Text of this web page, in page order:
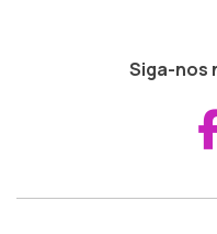
Siga-nos